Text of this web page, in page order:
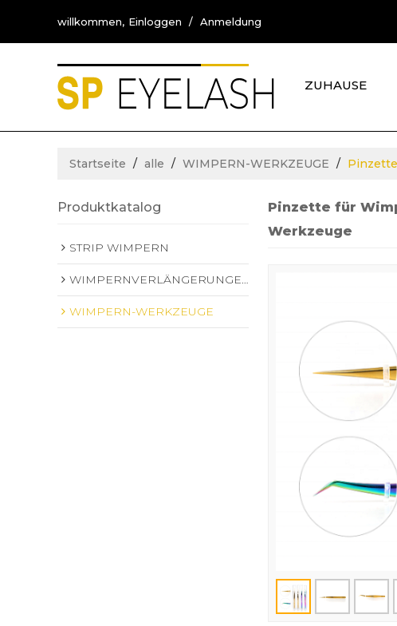
willkommen, Einloggen / Anmeldung
ZUHAUSE
Startseite / alle / WIMPERN-WERKZEUGE /
Produktkatalog
STRIP WIMPERN
WIMPERNVERLÄNGERUNGEN
WIMPERN-WERKZEUGE
Pinzette für
Werkzeuge